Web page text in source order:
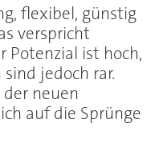
flexibel, günstig
verspricht
ist hoch,
jedoch rar.
neuen
auf die Sprünge